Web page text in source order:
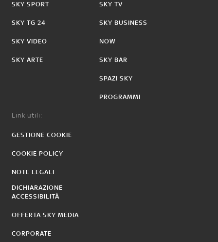
SKY SPORT
SKY TG 24
SKY VIDEO
SKY ARTE
SKY TV
SKY BUSINESS
NOW
SKY BAR
SPAZI SKY
PROGRAMMI
Link utili:
GESTIONE COOKIE
COOKIE POLICY
NOTE LEGALI
DICHIARAZIONE
ACCESSIBILITÀ
OFFERTA SKY MEDIA
CORPORATE